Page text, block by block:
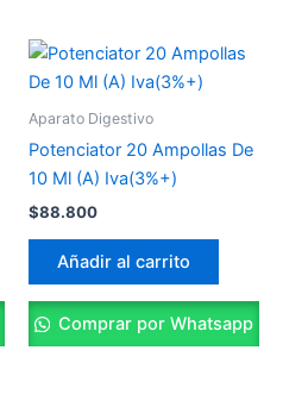
Aparato Digestivo
Potenciator 20 Ampollas De
10 Ml (A) Iva(3%+)
$88.800
Añadir al carrito
Comprar por Whatsapp